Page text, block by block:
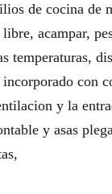
de cocina de
acampar,
temperaturas,
con
y la
y asas